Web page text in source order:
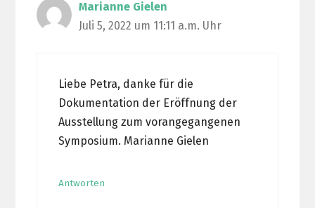
Marianne Gielen
Juli 5, 2022 um 11:11 a.m. Uhr
Liebe Petra, danke für die
Dokumentation der Eröffnung der
Ausstellung zum vorangegangenen
Symposium. Marianne Gielen
Antworten